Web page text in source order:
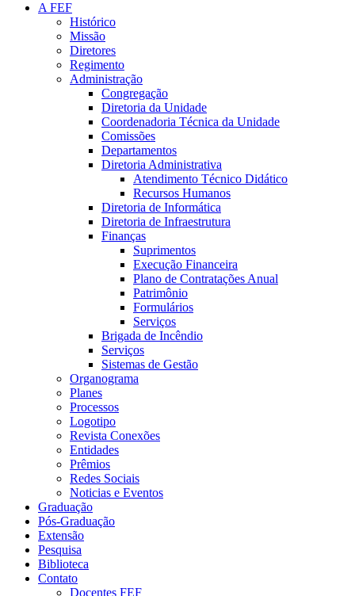
A FEF
Histórico
Missão
Diretores
Regimento
Administração
Congregação
Diretoria da Unidade
Coordenadoria Técnica da Unidade
Comissões
Departamentos
Diretoria Administrativa
Atendimento Técnico Didático
Recursos Humanos
Diretoria de Informática
Diretoria de Infraestrutura
Finanças
Suprimentos
Execução Financeira
Plano de Contratações Anual
Patrimônio
Formulários
Serviços
Brigada de Incêndio
Serviços
Sistemas de Gestão
Organograma
Planes
Processos
Logotipo
Revista Conexões
Entidades
Prêmios
Redes Sociais
Noticias e Eventos
Graduação
Pós-Graduação
Extensão
Pesquisa
Biblioteca
Contato
Docentes FEF